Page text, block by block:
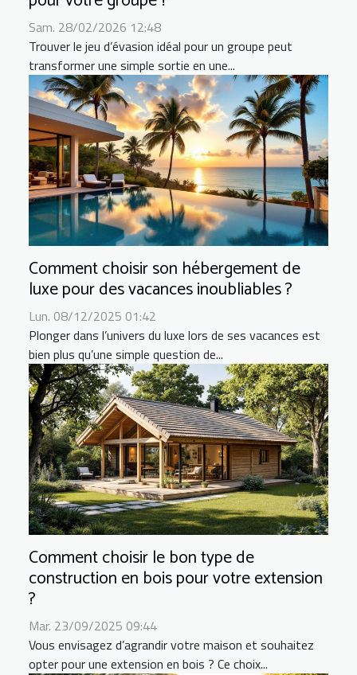
Sam. 28/02/2026 12:48
Trouver le jeu d’évasion idéal pour un groupe peut
transformer une simple sortie en une...
Comment choisir son hébergement de
luxe pour des vacances inoubliables ?
Lun. 08/12/2025 01:42
Plonger dans l’univers du luxe lors de ses vacances est
bien plus qu’une simple question de...
Comment choisir le bon type de
construction en bois pour votre extension
?
Mar. 23/09/2025 09:44
Vous envisagez d’agrandir votre maison et souhaitez
opter pour une extension en bois ? Ce choix...